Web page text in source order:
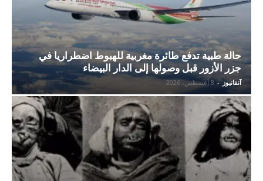
حالة طبية تدفع طائرة مغربية للهبوط اضطراريا في
جزر الأزور قبل وصولها إلى الدار البيضاء
آنفانيوز - 8 أغسطس، 2026